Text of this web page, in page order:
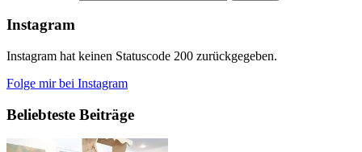
Instagram
Instagram hat keinen Statuscode 200 zurückgegeben.
Folge mir bei Instagram
Beliebteste Beiträge